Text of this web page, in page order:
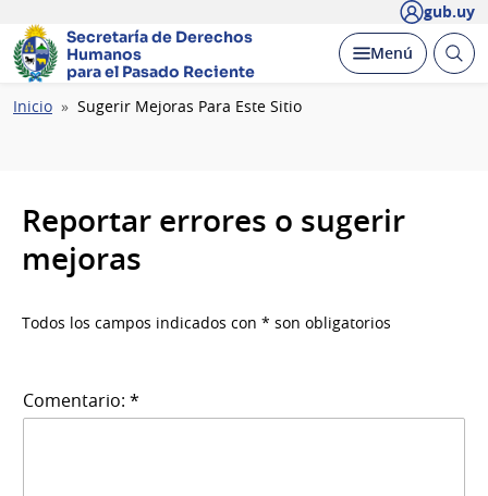
gub.uy
Secretaría de Derechos
Humanos
para el Pasado Reciente
Desplegar
Menú Abrir
Ruta
Inicio Sugerir Mejoras Para Este Sitio
Reportar errores o sugerir
mejoras
Todos los campos indicados con * son obligatorios
Comentario: *